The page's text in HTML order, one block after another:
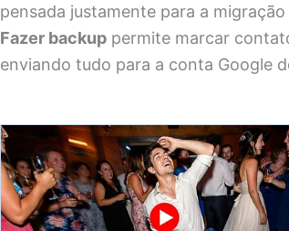
pensada justamente para a
Fazer backup permite marcar
enviando tudo para a conta Google